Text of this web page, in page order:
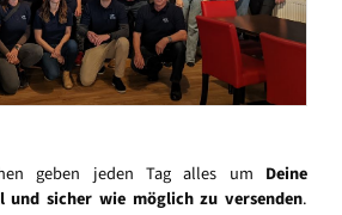
geben jeden Tag alles um Deine
und sicher wie möglich zu versenden.